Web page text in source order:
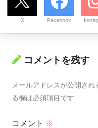
X Facebook
コメントを残す
メールアドレスが公開され
る欄は必須項目です
コメント ※